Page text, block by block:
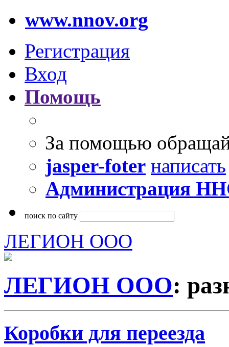
www.nnov.org
Регистрация
Вход
Помощь
За помощью
jasper-foter написать
Администрация
поиск по сайту
ЛЕГИОН ООО
ЛЕГИОН ООО:
Коробки для переезда